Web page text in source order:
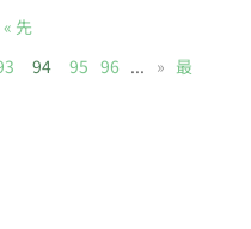
« 先
94 95 96 ... » 最